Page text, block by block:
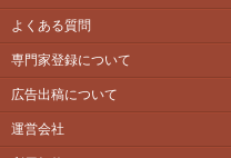
よくある質問
専門家登録について
広告出稿について
運営会社